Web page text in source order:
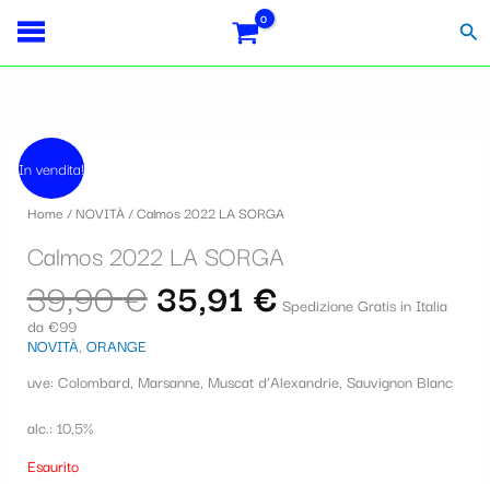
contenuto
In vendita!
Home /NOVITÀ/ Calmos 2022 LA SORGA
Calmos 2022 LA SORGA
39,90€
originale
era:
39,90 €.
35,91 €
attuale
è:
35,91 €.
Spedizione Gratis in Italia
da €99
NOVITÀ, ORANGE
uve: Colombard, Marsanne, Muscat d’Alexandrie, Sauvignon Blanc
alc.: 10,5%
Esaurito
S
z
i
o
n
a
u
c
a
fiscale:
Carrello: